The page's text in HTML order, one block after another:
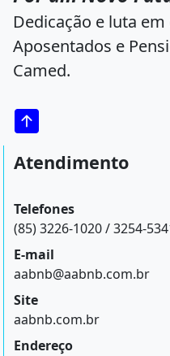
Dedicação e luta
Aposentados e
Camed.
Atendimento
Telefones
(85) 3226-1020 / 3254-
E-mail
aabnb@aabnb.com.br
Site
aabnb.com.br
Endereço